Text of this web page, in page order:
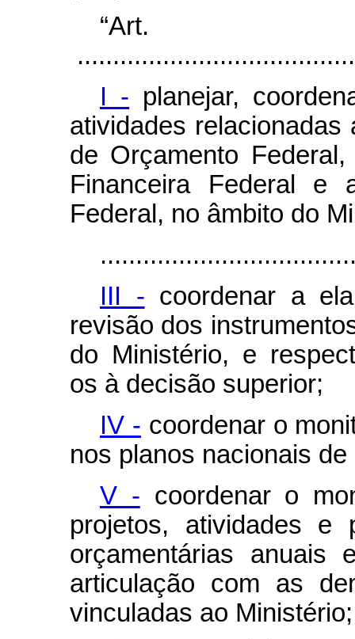
I - planejar,
atividades
de Orçamento
Financeira Federal e
Federal, no âmbito do
III - coordenar a
revisão dos
do Ministério, e
os à decisão superior;
IV - coordenar o
nos planos nacionais de
V - coordenar o
projetos, atividades e
orçamentárias anuais
articulação com as
vinculadas ao